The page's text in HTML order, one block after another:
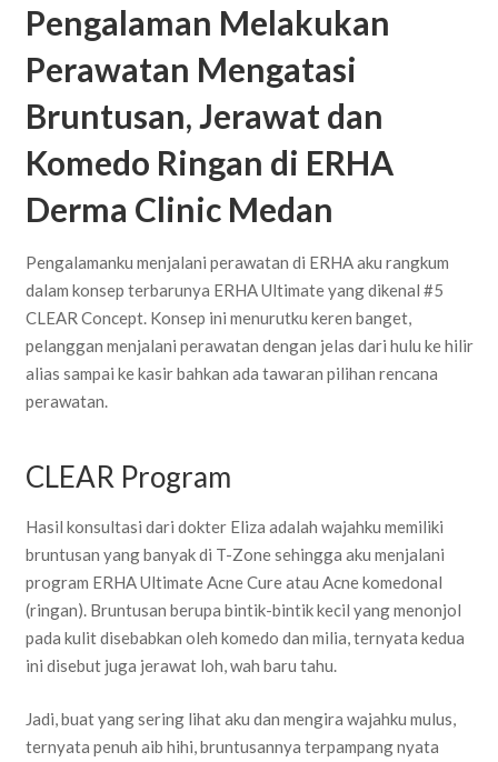
Pengalaman Melakukan
Perawatan Mengatasi
Bruntusan, Jerawat dan
Komedo Ringan di ERHA
Derma Clinic Medan
Pengalamanku menjalani perawatan di ERHA aku rangkum
dalam konsep terbarunya ERHA Ultimate yang dikenal #5
CLEAR Concept. Konsep ini menurutku keren banget,
pelanggan menjalani perawatan dengan jelas dari hulu ke hilir
alias sampai ke kasir bahkan ada tawaran pilihan rencana
perawatan.
CLEAR Program
Hasil konsultasi dari dokter Eliza adalah wajahku memiliki
bruntusan yang banyak di T-Zone sehingga aku menjalani
program ERHA Ultimate Acne Cure atau Acne komedonal
(ringan). Bruntusan berupa bintik-bintik kecil yang menonjol
pada kulit disebabkan oleh komedo dan milia, ternyata kedua
ini disebut juga jerawat loh, wah baru tahu.
Jadi, buat yang sering lihat aku dan mengira wajahku mulus,
ternyata penuh aib hihi, bruntusannya terpampang nyata